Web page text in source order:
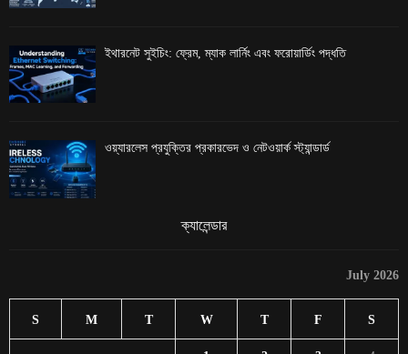
ইথারনেট সুইচিং: ফ্রেম, ম্যাক লার্নিং এবং ফরোয়ার্ডিং পদ্ধতি
ওয়্যারলেস প্রযুক্তির প্রকারভেদ ও নেটওয়ার্ক স্ট্যান্ডার্ড
ক্যালেন্ডার
July 2026
S M T W T F S